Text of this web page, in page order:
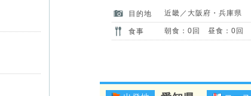
目的地 近畿／大阪府・兵庫県
食事 朝食：0回 昼食：0回